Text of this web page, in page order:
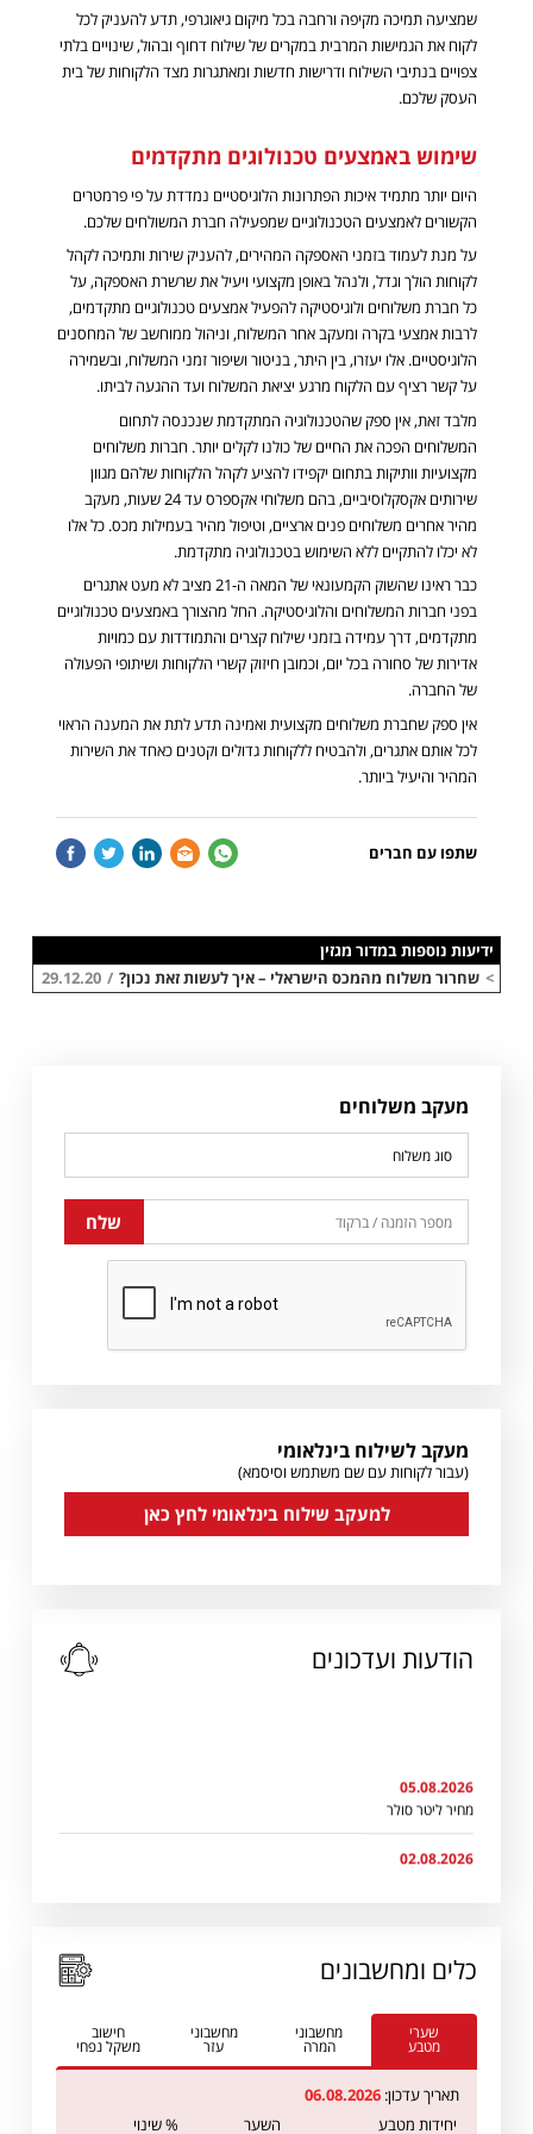
שמציעה תמיכה מקיפה ורחבה בכל מיקום גיאוגרפי, תדע להעניק לכל
לקוח את הגמישות המרבית במקרים של שילוח דחוף ובהול, שינויים בלתי
צפויים בנתיבי השילוח ודרישות חדשות ומאתגרות מצד הלקוחות של בית
העסק שלכם.
שימוש באמצעים טכנולוגים מתקדמים
היום יותר מתמיד איכות הפתרונות הלוגיסטיים נמדדת על פי פרמטרים
הקשורים לאמצעים הטכנולוגיים שמפעילה חברת המשולחים שלכם.
על מנת לעמוד בזמני האספקה המהירים, להעניק שירות ותמיכה לקהל
לקוחות הולך וגדל, ולנהל באופן מקצועי ויעיל את שרשרת האספקה, על
כל חברת משלוחים ולוגיסטיקה להפעיל אמצעים טכנולוגיים מתקדמים,
לרבות אמצעי בקרה ומעקב אחר המשלוח, וניהול ממוחשב של המחסנים
הלוגיסטיים. אלו יעזרו, בין היתר, בניטור ושיפור זמני המשלוח, ובשמירה
על קשר רציף עם הלקוח מרגע יציאת המשלוח ועד ההגעה לביתו.
מלבד זאת, אין ספק שהטכנולוגיה המתקדמת שנכנסה לתחום
המשלוחים הפכה את החיים של כולנו לקלים יותר. חברות משלוחים
מקצועיות וותיקות בתחום יקפידו להציע לקהל הלקוחות שלהם מגוון
שירותים אקסקלוסיביים, בהם משלוחי אקספרס עד 24 שעות, מעקב
מהיר אחרים משלוחים פנים ארציים, וטיפול מהיר בעמילות מכס. כל אלו
לא יכלו להתקיים ללא השימוש בטכנולוגיה מתקדמת.
כבר ראינו שהשוק הקמעונאי של המאה ה-21 מציב לא מעט אתגרים
בפני חברות המשלוחים והלוגיסטיקה. החל מהצורך באמצעים טכנולוגיים
מתקדמים, דרך עמידה בזמני שילוח קצרים והתמודדות עם כמויות
אדירות של סחורה בכל יום, וכמובן חיזוק קשרי הלקוחות ושיתופי הפעולה
של החברה.
אין ספק שחברת משלוחים מקצועית ואמינה תדע לתת את המענה הראוי
לכל אותם אתגרים, ולהבטיח ללקוחות גדולים וקטנים כאחד את השירות
המהיר והיעיל ביותר.
שתפו עם חברים Whatsapp
Email
LinkedIn
Twitter
ידיעות נוספות במדור מגזין
> שחרור משלוח מהמכס הישראלי – איך לעשות זאת נכון? /
29.12.20
מעקב משלוחים
מעקב לשילוח בינלאומי
(עבור לקוחות עם שם משתמש וסיסמא)
למעקב שילוח בינלאומי לחץ כאן
הודעות ועדכונים
מחיר ליטר סולר
קורס יבוא/יצוא וסחר בין לאומי
06.07.2026
05.07.2026
מאירופה
כלים ומחשבונים
שערי
מטבע
מחשבוני
המרה
מחשבוני
עזר
חישוב
משקל נפחי
תאריך עדכון:06.08.2026
יחידות מטבע
השער
% שינוי